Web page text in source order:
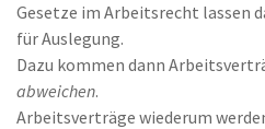
Gesetze im Arbeitsrecht lassen
für Auslegung.
Dazu kommen dann
abweichen.
Arbeitsverträge wiederum